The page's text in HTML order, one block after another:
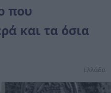
που
και τα όσια
Ελλάδα